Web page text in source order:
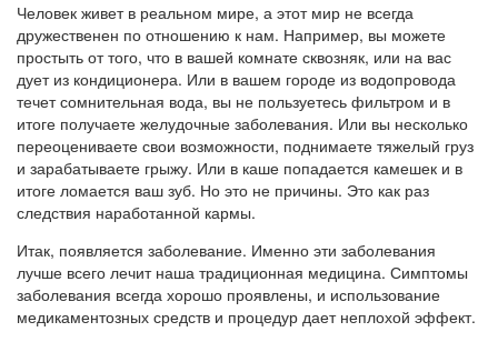
Человек живет в реальном мире, а этот мир не всегда
дружественен по отношению к нам. Например, вы можете
простыть от того, что в вашей комнате сквозняк, или на вас
дует из кондиционера. Или в вашем городе из водопровода
течет сомнительная вода, вы не пользуетесь фильтром и в
итоге получаете желудочные заболевания. Или вы несколько
переоцениваете свои возможности, поднимаете тяжелый груз
и зарабатываете грыжу. Или в каше попадается камешек и в
итоге ломается ваш зуб. Но это не причины. Это как раз
следствия наработанной кармы.
Итак, появляется заболевание. Именно эти заболевания
лучше всего лечит наша традиционная медицина. Симптомы
заболевания всегда хорошо проявлены, и использование
медикаментозных средств и процедур дает неплохой эффект.